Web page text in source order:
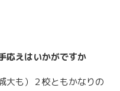
応えはいかがですか
大も）２校ともかなりの